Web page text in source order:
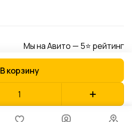
В корзину
Мы на Авито — 5⭐ рейтинг
Оферта